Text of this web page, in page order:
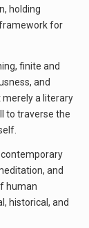
holding
for
finite and
and
merely a literary
to traverse the
contemporary
and
human
historical, and